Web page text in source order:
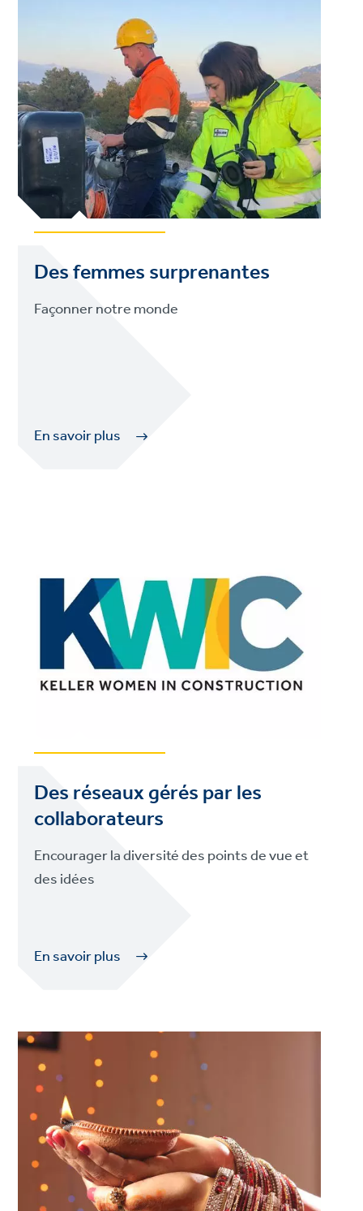
Des femmes surprenantes
Façonner notre monde
En savoir plus
Des réseaux gérés par les
collaborateurs
Encourager la diversité des points de vue et
des idées
En savoir plus